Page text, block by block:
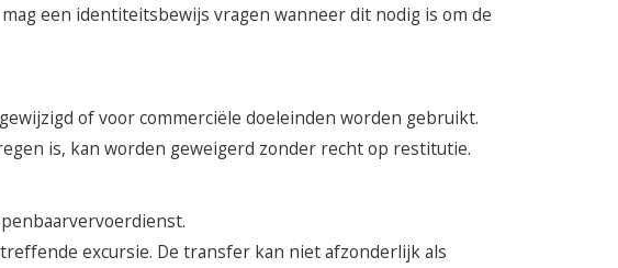
een identiteitsbewijs vragen wanneer dit nodig is om de
of voor commerciële doeleinden worden gebruikt.
is, kan worden geweigerd zonder recht op restitutie.
excursie. De transfer kan niet afzonderlijk als